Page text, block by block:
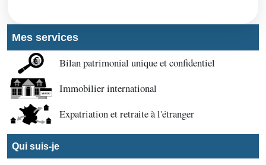
Mes services
Bilan patrimonial unique et confidentiel
Immobilier international
Expatriation et retraite à l'étranger
Qui suis-je